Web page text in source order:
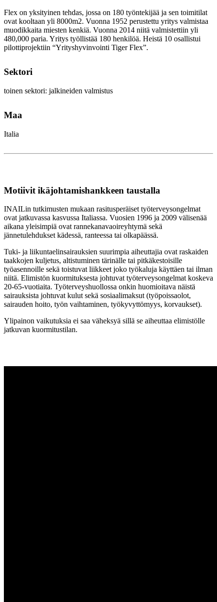
Flex on yksityinen tehdas, jossa on 180 työntekijää ja sen toimitilat
ovat kooltaan yli 8000m2. Vuonna 1952 perustettu yritys valmistaa
muodikkaita miesten kenkiä. Vuonna 2014 niitä valmistettiin yli
480,000 paria. Yritys työllistää 180 henkilöä. Heistä 10 osallistui
pilottiprojektiin “Yrityshyvinvointi Tiger Flex”.
Sektori
toinen sektori: jalkineiden valmistus
Maa
Italia
Motiivit ikäjohtamishankkeen taustalla
INAILin tutkimusten mukaan rasitusperäiset työterveysongelmat
ovat jatkuvassa kasvussa Italiassa. Vuosien 1996 ja 2009 välisenää
aikana yleisimpiä ovat rannekanavaoireyhtymä sekä
jännetulehdukset kädessä, ranteessa tai olkapäässä.
Tuki- ja liikuntaelinsairauksien suurimpia aiheuttajia ovat raskaiden
taakkojen kuljetus, altistuminen tärinälle tai pitkäkestoisille
työasennoille sekä toistuvat liikkeet joko työkaluja käyttäen tai ilman
niitä. Elimistön kuormituksesta johtuvat työterveysongelmat koskeva
20-65-vuotiaita. Työterveyshuollossa onkin huomioitava näistä
sairauksista johtuvat kulut sekä sosiaalimaksut (työpoissaolot,
sairauden hoito, työn vaihtaminen, työkyvyttömyys, korvaukset).
Ylipainon vaikutuksia ei saa väheksyä sillä se aiheuttaa elimistölle
jatkuvan kuormitustilan.